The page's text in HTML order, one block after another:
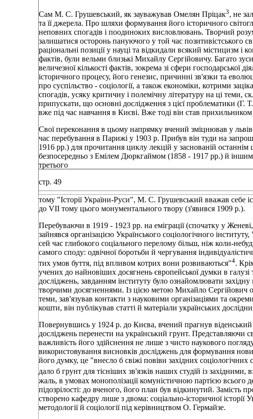
Сам М. С. Грушевський, як зауважував Омелян Пріцак3, не
та її джерела. Про шляхи формування його історичного
неповних спогадів і поодиноких висловлювань. Творчий
залишатися осторонь пануючого у той час позитивістського
раціональні позиції у науці та відкидали всякий містицизм
фактів, були вельми близькі Михайлу Сергійовичу. Багато
величезної кількості фактів, зокрема зі сфери господарської
історичного процесу, його генезис, причинні зв'язки та
про суспільство - соціології, а також економіки, котрими
спогадів, усяку критичну і полемічну літературу на ці
припускати, що основні дослідження з цієї проблематики
вже під час навчання в Києві. Вже тоді він став прихильником
Свої переконання в цьому напрямку вчений зміцнював у
час перебування в Парижі у 1903 р. Прибув він туди на
1916 рр.) для прочитання циклу лекцій у заснованій останнім
безпосередньо з Емілем Дюркгаймом (1858 - 1917 рр.) й
третього
стр. 49
тому "Історії України-Руси", М. С. Грушевський вважав себе
до VII тому цього монументального твору (з'явився 1909 р.).
Перебуваючи в 1919 - 1923 рр. на еміграції (спочатку у
зайнявся організацією Українського соціологічного
сей час глибокого соціального перелому більш, ніж коли-
самого споду: одвічної боротьби й чергування
тих умов буття, під впливом котрих вони розвиваються"4.
учених до найновіших досягнень європейської думки в галузі
досліджень, завданням інституту було ознайомлювати західну
творчими досягненнями. Із цією метою Михайло Сергійович
теми, зав'язував контакти з науковими організаціями та
кошти, він публікував статті й матеріали українських
Повернувшись у 1924 р. до Києва, вчений прагнув віденський
досліджень перенести на український грунт. Представляючи
важливість його здійснення не лише з чисто наукового
використовування висновків досліджень для формування
його думку, це "внесло б свіжі повіви західних соціологічних
дало б грунт для тісніших зв'язків наших студій із західними,
жаль, в умовах монополізації комуністичною партією всього
підозрілості: до вченого, його план був відкинутий. Замість
створено кафедру лише з двома: соціально-історичної
методології й соціології під керівництвом О. Гермайзе.